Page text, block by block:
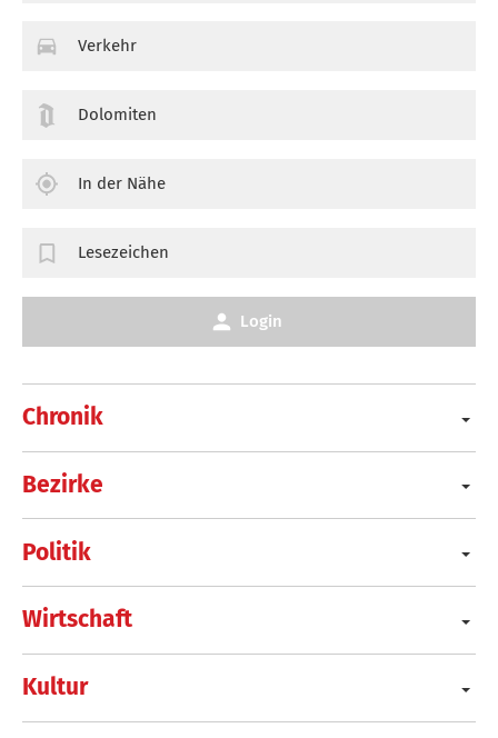
Chronik
Bezirke
Politik
Wirtschaft
Kultur
Verkehr
Dolomiten
In der Nähe
Lesezeichen
Login